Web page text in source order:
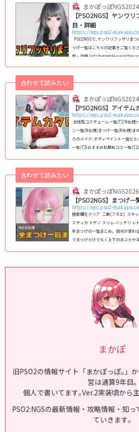
まかぽっぽNGS
【PSO2NGS】ヤンワ
目・詳細
https://ngs.pso2-
PSO2NGSで､ヤンワリフッサリま
つげ一覧はこちらの記事をご覧くだ
目・詳細 (adsbygoogle =
います。 特徴 デザイン: 二重まぶ
限の跳ねがあります。これにより、可
まかぽっぽNGS
合わせて読みたい
【PSO2NGS】アイテム
https://ngs.pso2-
女性型コスチューム一覧(T2/N仕様
ン一覧(N仕様)まつげ一覧(N仕様)ま
ろのメイク､ボディペイント一覧ビ
一覧(T2)おすすめ私服系コス一覧
覧リボン(頭部)系ア...
まかぽっぽNGS
合わせて読みたい
【PSO2NGS】まつげ
https://ngs.pso2-
検索欄をクリア 二重(フタエ) スキ
スティカ トゲノ スリム バッチリ
全まつげの一覧まとめ｡ 目元が変わ
でまつげだけでなく上下のまぶたや
まかぽ
旧PSO2の情報サイト「まかぽっぽ｡」
営は通算9年目｡
個人で書いてます｡Ver.2実装頃から
PSO2:NGSの最新情報・攻略情報・知
ていきます｡